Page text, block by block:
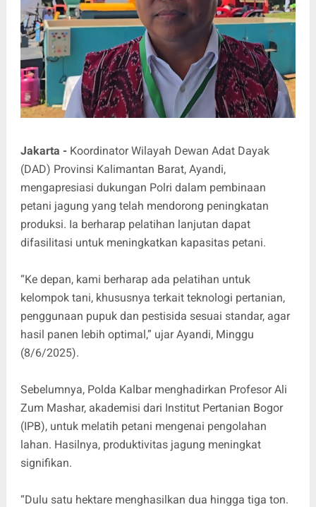
Jakarta - Koordinator Wilayah Dewan Adat Dayak
(DAD) Provinsi Kalimantan Barat, Ayandi,
mengapresiasi dukungan Polri dalam pembinaan
petani jagung yang telah mendorong peningkatan
produksi. Ia berharap pelatihan lanjutan dapat
difasilitasi untuk meningkatkan kapasitas petani.
“Ke depan, kami berharap ada pelatihan untuk
kelompok tani, khususnya terkait teknologi pertanian,
penggunaan pupuk dan pestisida sesuai standar, agar
hasil panen lebih optimal,” ujar Ayandi, Minggu
(8/6/2025).
Sebelumnya, Polda Kalbar menghadirkan Profesor Ali
Zum Mashar, akademisi dari Institut Pertanian Bogor
(IPB), untuk melatih petani mengenai pengolahan
lahan. Hasilnya, produktivitas jagung meningkat
signifikan.
“Dulu satu hektare menghasilkan dua hingga tiga ton.